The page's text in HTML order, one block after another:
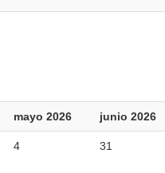
mayo 2026 junio 2026
4 31